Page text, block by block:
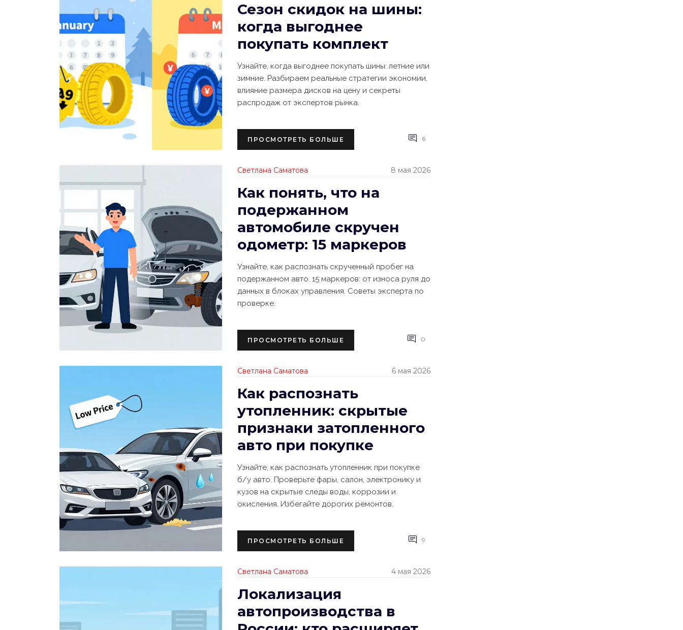
Сезон скидок на шины:
когда выгоднее
покупать комплект
Узнайте, когда выгоднее покупать шины: летние или
зимние. Разбираем реальные стратегии экономии,
влияние размера дисков на цену и секреты
распродаж от экспертов рынка.
ПРОСМОТРЕТЬ БОЛЬШЕ 6
Светлана Саматова 8 мая 2026
Как понять, что на
подержанном
автомобиле скручен
одометр: 15 маркеров
Узнайте, как распознать скрученный пробег на
подержанном авто. 15 маркеров: от износа руля до
данных в блоках управления. Советы эксперта по
проверке.
ПРОСМОТРЕТЬ БОЛЬШЕ 0
Светлана Саматова 6 мая 2026
Как распознать
утопленник: скрытые
признаки затопленного
авто при покупке
Узнайте, как распознать утопленник при покупке
б/у авто. Проверьте фары, салон, электронику и
кузов на скрытые следы воды, коррозии и
окисления. Избегайте дорогих ремонтов.
ПРОСМОТРЕТЬ БОЛЬШЕ 9
Светлана Саматова 4 мая 2026
Локализация
автопроизводства в